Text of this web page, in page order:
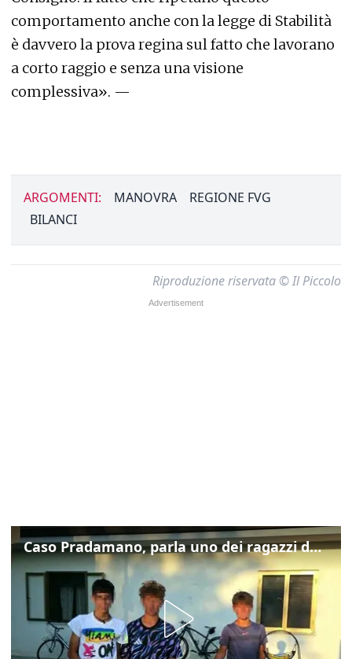
comportamento anche con la legge di Stabilità
è davvero la prova regina sul fatto che lavorano
a corto raggio e senza una visione
complessiva». —
ARGOMENTI: MANOVRA
REGIONE FVG
BILANCI
Riproduzione riservata © Il Piccolo
Caso Pradamano, parla uno dei ragazzi denunciati per la limonata: "Volevo anche aiutare i miei"